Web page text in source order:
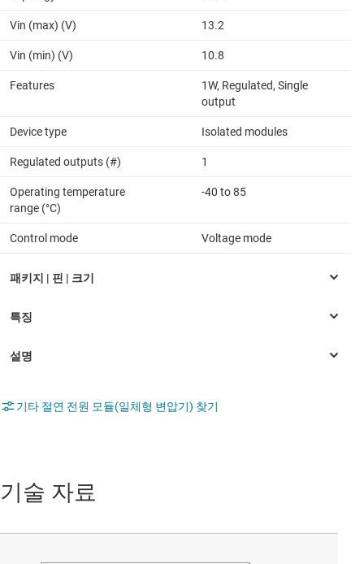
Vin (max) (V) 13.2
Vin (min) (V) 10.8
Features
1W, Regulated, Single
output
Device type Isolated modules
Regulated outputs (#) 1
Operating temperature
range (°C)
-40 to 85
Control mode Voltage mode
기타 절연 전원 모듈(일체형 변압기) 찾기
기술 자료